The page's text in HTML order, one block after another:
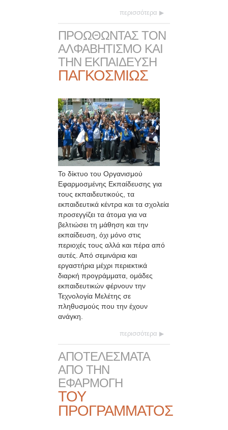
περισσότερα
ΠΡΟΩΘΩΝΤΑΣ ΤΟΝ
ΑΛΦΑΒΗΤΙΣΜΟ ΚΑΙ
ΤΗΝ ΕΚΠΑΙΔΕΥΣΗ
ΠΑΓΚΟΣΜΙΩΣ
Το δίκτυο του Οργανισμού
Εφαρμοσμένης Εκπαίδευσης για
τους εκπαιδευτικούς, τα
εκπαιδευτικά κέντρα και τα σχολεία
προσεγγίζει τα άτομα για να
βελτιώσει τη μάθηση και την
εκπαίδευση, όχι μόνο στις
περιοχές τους αλλά και πέρα από
αυτές. Από σεμινάρια και
εργαστήρια μέχρι περιεκτικά
διαρκή προγράμματα, ομάδες
εκπαιδευτικών φέρνουν την
Τεχνολογία Μελέτης σε
πληθυσμούς που την έχουν
ανάγκη.
περισσότερα
ΑΠΟΤΕΛΕΣΜΑΤΑ
ΑΠΟ ΤΗΝ
ΕΦΑΡΜΟΓΗ
ΤΟΥ
ΠΡΟΓΡΑΜΜΑΤΟΣ